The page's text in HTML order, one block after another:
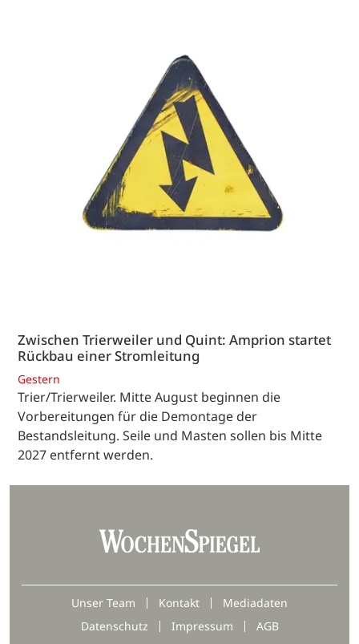
Zwischen Trierweiler und Quint: Amprion startet
Rückbau einer Stromleitung
Gestern
Trier/Trierweiler. Mitte August beginnen die
Vorbereitungen für die Demontage der
Bestandsleitung. Seile und Masten sollen bis Mitte
2027 entfernt werden.
Unser Team Kontakt
Mediadaten
Datenschutz
Impressum
AGB